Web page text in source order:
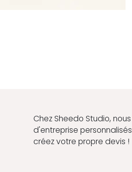
Chez Sheedo Studio,
d'entreprise
créez votre propre devis !